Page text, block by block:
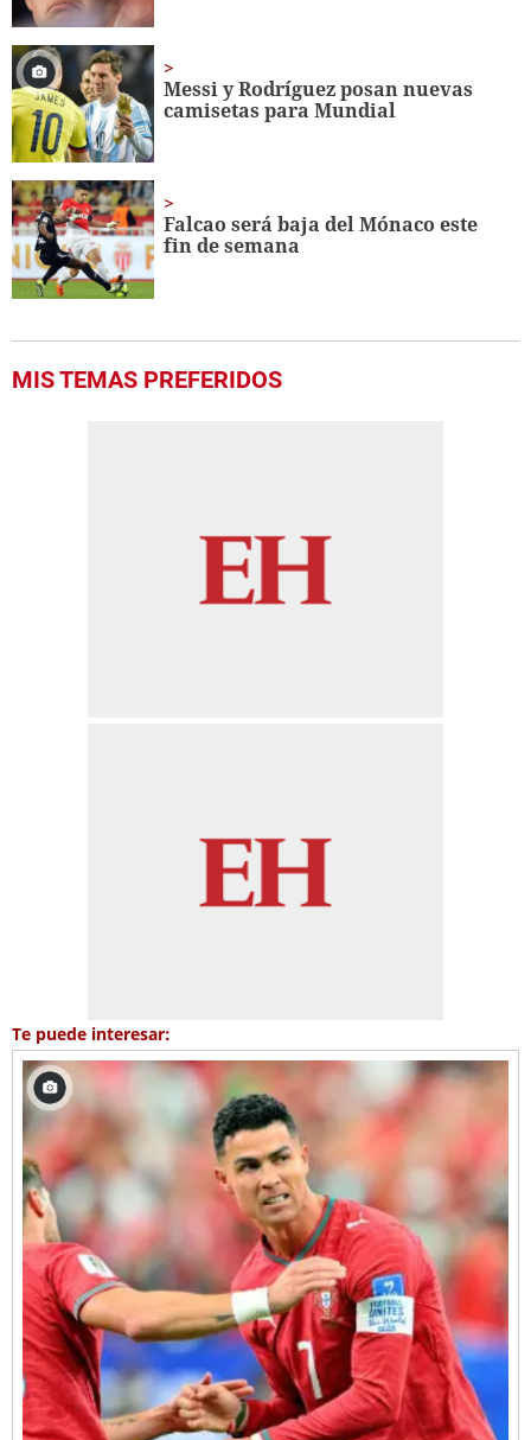
Messi y Rodríguez posan nuevas
camisetas para Mundial
Falcao será baja del Mónaco este
fin de semana
MIS TEMAS PREFERIDOS
Te puede interesar: